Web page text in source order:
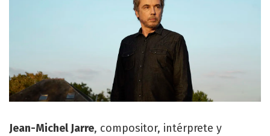
Jean-Michel Jarre, compositor, intérprete y